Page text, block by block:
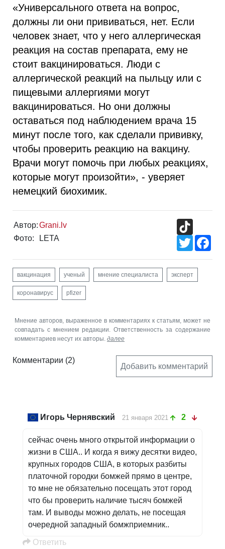
«Универсального ответа на вопрос,
должны ли они прививаться, нет. Если
человек знает, что у него аллергическая
реакция на состав препарата, ему не
стоит вакцинироваться. Люди с
аллергической реакций на пыльцу или с
пищевыми аллергиями могут
вакцинироваться. Но они должны
оставаться под наблюдением врача 15
минут после того, как сделали прививку,
чтобы проверить реакцию на вакцину.
Врачи могут помочь при любых реакциях,
которые могут произойти», - уверяет
немецкий биохимик.
Автор:Grani.lv
Фото:
LETA
Twitter
вакцинация ученый мнение специалиста эксперт
коронавирус pfizer
Мнение авторов, выраженное в комментариях к статьям, может не
совпадать с мнением редакции. Ответственность за содержание
комментариев несут их авторы. далее
Комментарии (2)
Добавить комментарий
Игорь Чернявский 21 января 2021 2
сейчас очень много открытой информации о
жизни в США.. И когда я вижу десятки видео,
крупных городов США, в которых разбиты
платочной городки бомжей прямо в центре,
то мне не обязательно посещать этот город
что бы проверить наличие тысяч бомжей
там. И выводы можно делать, не посещая
очередной западный бомжприемник..
Oтветить